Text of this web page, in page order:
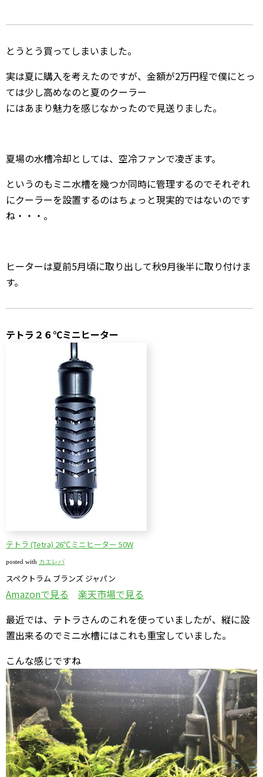
とうとう買ってしまいました。
実は夏に購入を考えたのですが、金額が2万円程で僕にとっ
ては少し高めなのと夏のクーラー
にはあまり魅力を感じなかったので見送りました。
夏場の水槽冷却としては、空冷ファンで凌ぎます。
というのもミニ水槽を幾つか同時に管理するのでそれぞれ
にクーラーを設置するのはちょっと現実的ではないのです
ね・・・。
ヒーターは夏前5月頃に取り出して秋9月後半に取り付けま
す。
テトラ２６℃ミニヒーター
テトラ (Tetra) 26℃ミニヒーター 50W
posted with カエレバ
スペクトラム ブランズ ジャパン
Amazonで見る
楽天市場で見る
最近では、テトラさんのこれを使っていましたが、縦に設
置出来るのでミニ水槽にはこれも重宝していました。
こんな感じですね